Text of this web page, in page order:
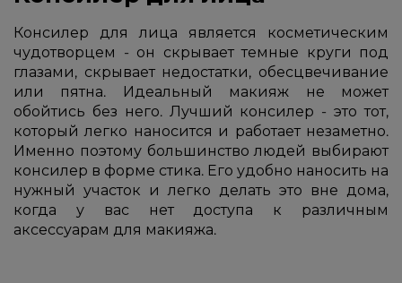
Консилер для лица является косметическим
чудотворцем - он скрывает темные круги под
глазами, скрывает недостатки, обесцвечивание
или пятна. Идеальный макияж не может
обойтись без него. Лучший консилер - это тот,
который легко наносится и работает незаметно.
Именно поэтому большинство людей выбирают
консилер в форме стика. Его удобно наносить на
нужный участок и легко делать это вне дома,
когда у вас нет доступа к различным
аксессуарам для макияжа.